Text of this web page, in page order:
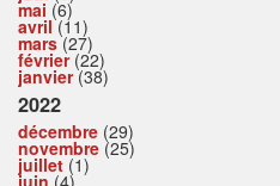
mai (6)
avril(11)
mars(27)
février(22)
janvier(38)
2022
décembre (29)
novembre (25)
juillet (1)
juin (4)